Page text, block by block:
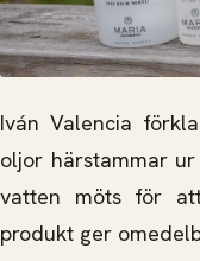
Iván Valencia
oljor härstammar
vatten möts för
produkt ger